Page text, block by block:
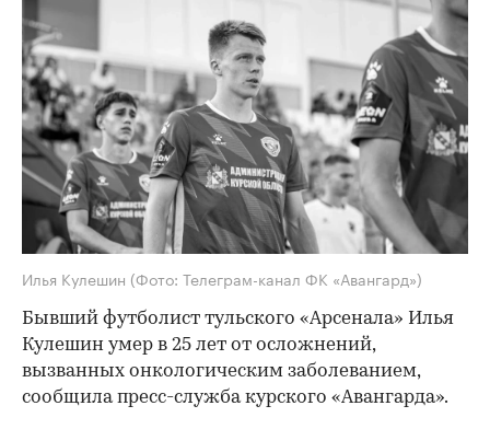
Илья Кулешин (Фото: Телеграм-канал ФК «Авангард»)
Бывший футболист тульского «Арсенала» Илья
Кулешин умер в 25 лет от осложнений,
вызванных онкологическим заболеванием,
сообщила пресс-служба курского «Авангарда».